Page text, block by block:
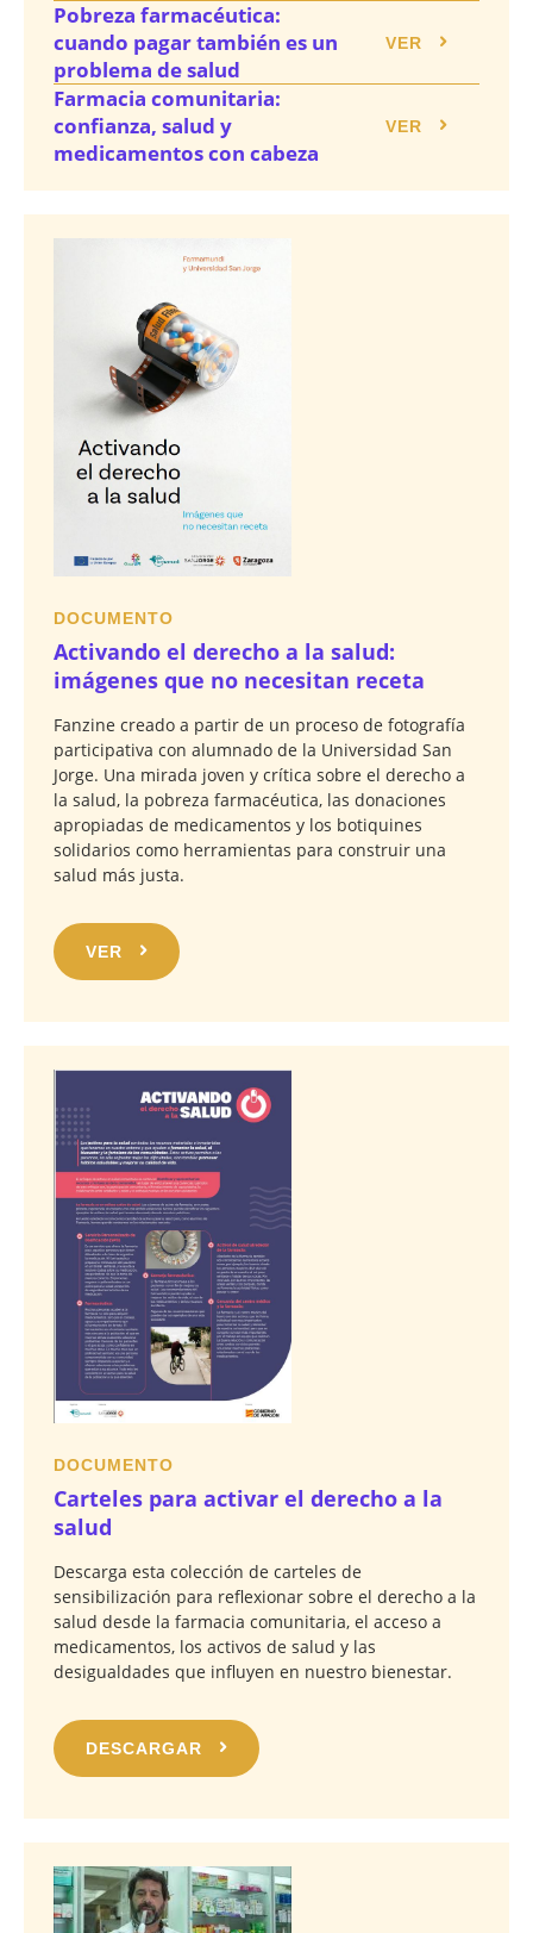
Pobreza farmacéutica:
cuando pagar también es un
problema de salud
VER
Farmacia comunitaria:
confianza, salud y
medicamentos con cabeza
VER
DOCUMENTO
Activando el derecho a la salud:
imágenes que no necesitan receta
Fanzine creado a partir de un proceso de fotografía
participativa con alumnado de la Universidad San
Jorge. Una mirada joven y crítica sobre el derecho a
la salud, la pobreza farmacéutica, las donaciones
apropiadas de medicamentos y los botiquines
solidarios como herramientas para construir una
salud más justa.
VER
DOCUMENTO
Carteles para activar el derecho a la
salud
Descarga esta colección de carteles de
sensibilización para reflexionar sobre el derecho a la
salud desde la farmacia comunitaria, el acceso a
medicamentos, los activos de salud y las
desigualdades que influyen en nuestro bienestar.
DESCARGAR